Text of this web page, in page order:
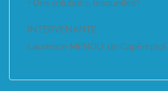
• Des solutions, lesquelles?
INTERVENANTE
Laurence MENOU, de CapEmploi